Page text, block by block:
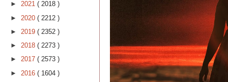
► 2021 ( 2018 )
► 2020 ( 2212 )
► 2019 ( 2352 )
► 2018 ( 2273 )
► 2017 ( 2573 )
► 2016 ( 1604 )